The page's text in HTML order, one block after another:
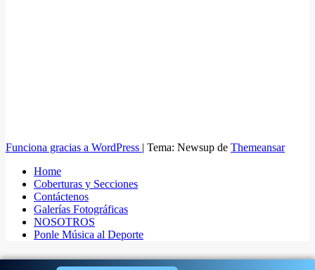
Funciona gracias a WordPress | Tema: Newsup de Themeansar
Home
Coberturas y Secciones
Contáctenos
Galerías Fotográficas
NOSOTROS
Ponle Música al Deporte